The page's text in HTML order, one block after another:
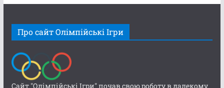
Про сайт Олімпійські Ігри
Сайт "Олімпійські Ігри" почав свою роботу в далекому